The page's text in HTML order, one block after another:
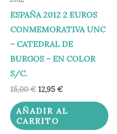
ESPAÑA 2012 2 EUROS
CONMEMORATIVA UNC
– CATEDRAL DE
BURGOS – EN COLOR
S/C.
15,00€ 12,95 €
AÑADIR AL
CARRITO